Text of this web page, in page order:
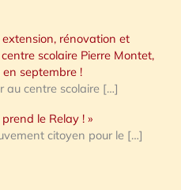
rénovation et
scolaire Pierre Montet,
septembre !
au centre scolaire […]
le Relay ! »
citoyen pour le […]